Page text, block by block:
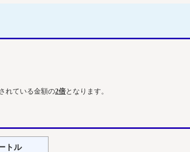
れている金額の2倍となります。
トル